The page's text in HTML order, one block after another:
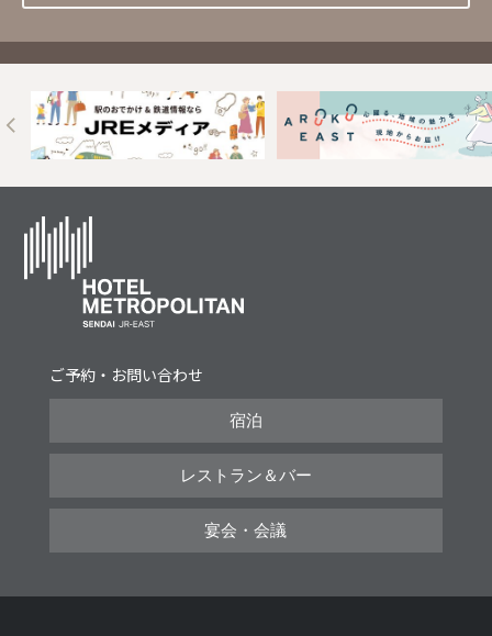
Next
ご予約・お問い合わせ
宿泊
レストラン＆バー
宴会・会議